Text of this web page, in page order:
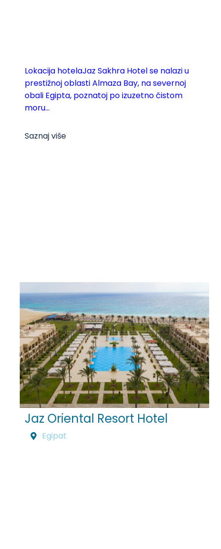
Lokacija hotelaJaz Sakhra Hotel se nalazi u
prestižnoj oblasti Almaza Bay, na severnoj
obali Egipta, poznatoj po izuzetno čistom
moru...
Saznaj više
Jaz Oriental Resort Hotel
Egipat